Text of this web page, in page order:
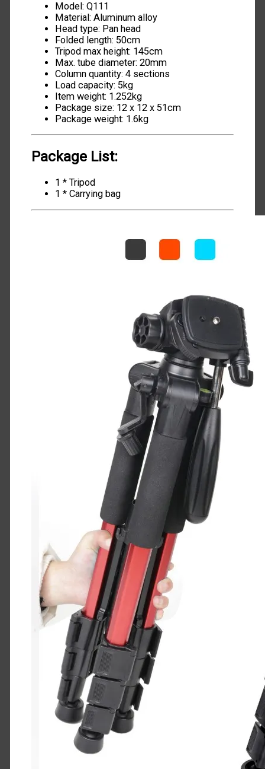
Model: Q111
Material: Aluminum alloy
Head type: Pan head
Folded length: 50cm
Tripod max height: 145cm
Max. tube diameter: 20mm
Column quantity: 4 sections
Load capacity: 5kg
Item weight: 1.252kg
Package size: 12 x 12 x 51cm
Package weight: 1.6kg
Package List:
1 * Tripod
1 * Carrying bag